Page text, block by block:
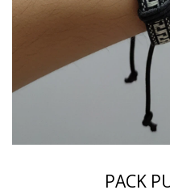
PACK